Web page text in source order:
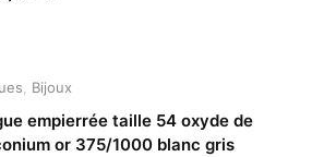
Bijoux
empierrée taille 54 oxyde de
or 375/1000 blanc gris